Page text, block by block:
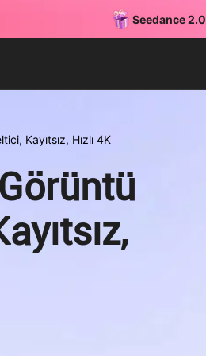
Kayıtsız, Hızlı 4K
Seedance 2.0